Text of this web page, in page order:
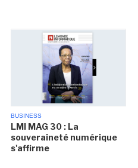
BUSINESS
LMI MAG 30 : La
souveraineté numérique
s'affirme